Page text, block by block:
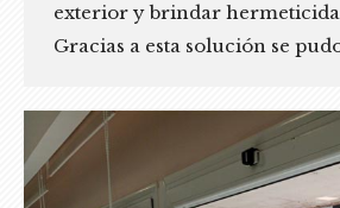
exterior y brindar
Gracias a esta solución se